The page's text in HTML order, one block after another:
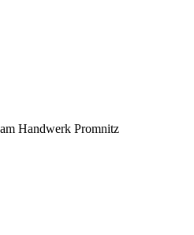
Handwerk Promnitz